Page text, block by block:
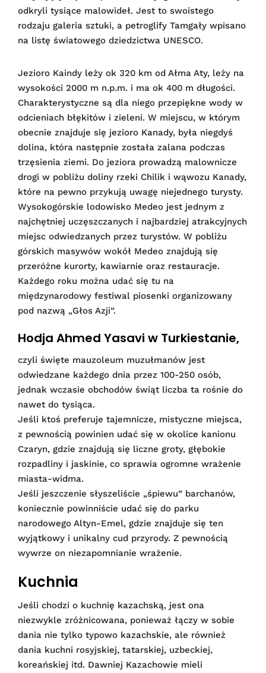
odkryli tysiące malowideł. Jest to swoistego
rodzaju galeria sztuki, a petroglify Tamgały wpisano
na listę światowego dziedzictwa UNESCO.
Jezioro Kaindy leży ok 320 km od Ałma Aty, leży na
wysokości 2000 m n.p.m. i ma ok 400 m długości.
Charakterystyczne są dla niego przepiękne wody w
odcieniach błękitów i zieleni. W miejscu, w którym
obecnie znajduje się jezioro Kanady, była niegdyś
dolina, która następnie została zalana podczas
trzęsienia ziemi. Do jeziora prowadzą malownicze
drogi w pobliżu doliny rzeki Chilik i wąwozu Kanady,
które na pewno przykują uwagę niejednego turysty.
Wysokogórskie lodowisko Medeo jest jednym z
najchętniej uczęszczanych i najbardziej atrakcyjnych
miejsc odwiedzanych przez turystów. W pobliżu
górskich masywów wokół Medeo znajdują się
przeróżne kurorty, kawiarnie oraz restauracje.
Każdego roku można udać się tu na
międzynarodowy festiwal piosenki organizowany
pod nazwą „Głos Azji”.
Hodja Ahmed Yasavi w Turkiestanie,
czyli święte mauzoleum muzułmanów jest
odwiedzane każdego dnia przez 100-250 osób,
jednak wczasie obchodów świąt liczba ta rośnie do
nawet do tysiąca.
Jeśli ktoś preferuje tajemnicze, mistyczne miejsca,
z pewnością powinien udać się w okolice kanionu
Czaryn, gdzie znajdują się liczne groty, głębokie
rozpadliny i jaskinie, co sprawia ogromne wrażenie
miasta-widma.
Jeśli jeszczenie słyszeliście „śpiewu” barchanów,
koniecznie powinniście udać się do parku
narodowego Altyn-Emel, gdzie znajduje się ten
wyjątkowy i unikalny cud przyrody. Z pewnością
wywrze on niezapomnianie wrażenie.
Kuchnia
Jeśli chodzi o kuchnię kazachską, jest ona
niezwykle zróżnicowana, ponieważ łączy w sobie
dania nie tylko typowo kazachskie, ale również
dania kuchni rosyjskiej, tatarskiej, uzbeckiej,
koreańskiej itd. Dawniej Kazachowie mieli